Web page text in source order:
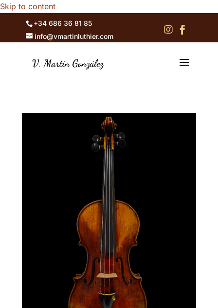
Skip to content
+34 686 36 81 85
info@vmartinluthier.com
 
a